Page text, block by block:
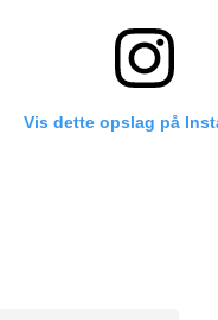
Vis dette opslag på